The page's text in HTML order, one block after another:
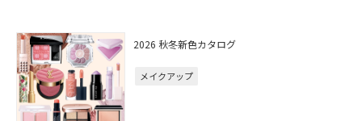
2026 秋冬新色カタログ
メイクアップ